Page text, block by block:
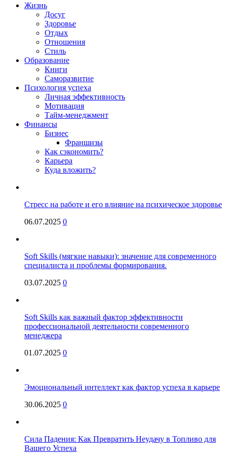
Жизнь
Досуг
Здоровье
Отдых
Отношения
Стиль
Образование
Книги
Саморазвитие
Психология успеха
Личная эффективность
Мотивация
Тайм-менеджмент
Финансы
Бизнес
Франшизы
Как сэкономить?
Карьера
Куда вложить?
Стресс на работе и его влияние на психическое здоровье
06.07.2025 0
Soft Skills (мягкие навыки): значение для современного
специалиста и проблемы формирования.
03.07.2025 0
Soft Skills как важный фактор эффективности
профессиональной деятельности современного
менеджера
01.07.2025 0
Эмоциональный интеллект как фактор успеха в карьере
30.06.2025 0
Сила Падения: Как Превратить Неудачу в Топливо для
Вашего Успеха